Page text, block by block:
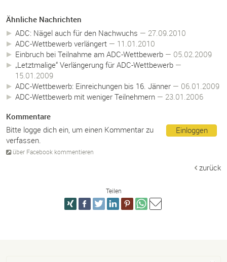
Ähnliche Nachrichten
ADC: Nägel auch für den Nachwuchs — 27.09.2010
ADC-Wettbewerb verlängert — 11.01.2010
Einbruch bei Teilnahme am ADC-Wettbewerb — 05.02.2009
„Letztmalige“ Verlängerung für ADC-Wettbewerb —
15.01.2009
ADC-Wettbewerb: Einreichungen bis 16. Jänner — 06.01.2009
ADC-Wettbewerb mit weniger Teilnehmern — 23.01.2006
Kommentare
Einloggen
Bitte logge dich ein, um einen Kommentar zu
verfassen.
über Facebook kommentieren
zurück
Teilen